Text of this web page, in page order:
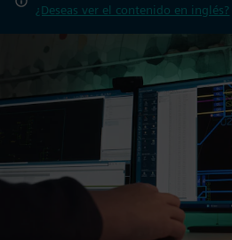
¿Deseas ver el contenido en inglés?